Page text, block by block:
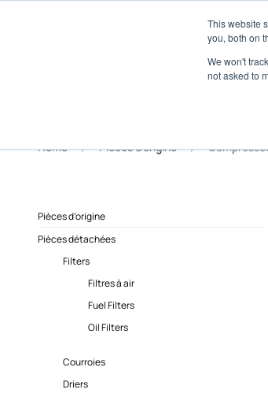
This website
you, both on
We won't
not asked to
Réseau de concessionnaires
Home Pièces d’origine
Pièces d’origine
Pièces détachées
Filters
Filtres à air
Fuel Filters
Oil Filters
Courroies
Driers